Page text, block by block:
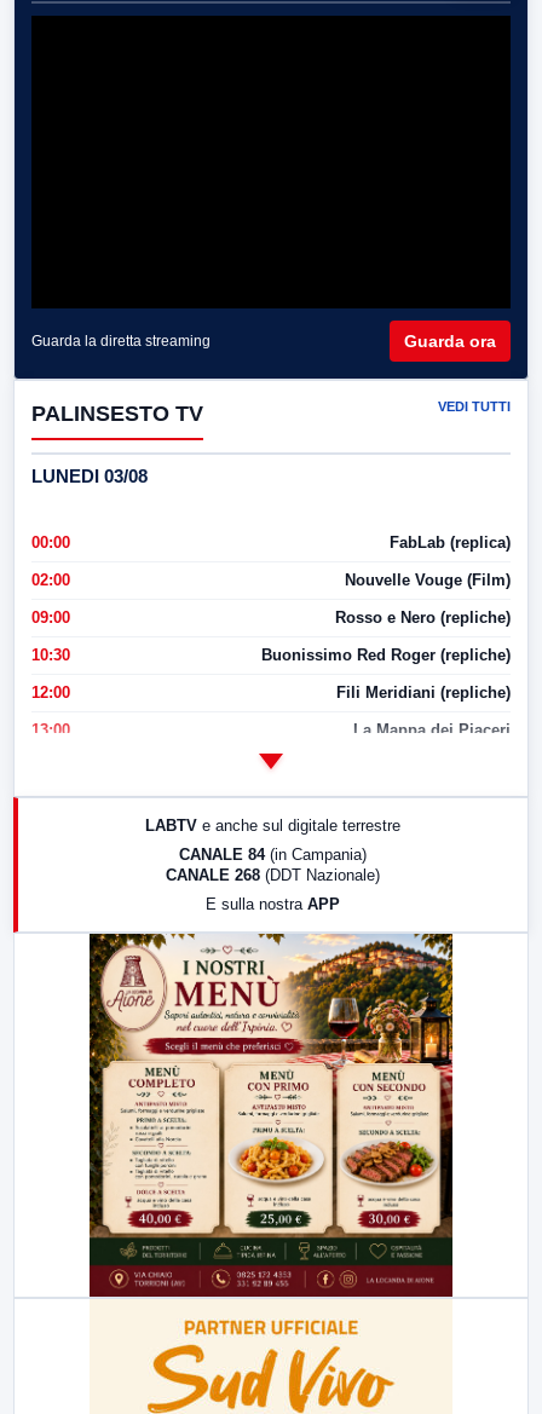
Guarda la diretta streaming Guarda ora
PALINSESTO TV VEDI TUTTI
LUNEDI 03/08
00:00 FabLab (replica)
02:00 Nouvelle Vouge (Film)
09:00 Rosso e Nero (repliche)
10:30 Buonissimo Red Roger (repliche)
12:00 Fili Meridiani (repliche)
13:00 La Mappa dei Piaceri
LabNews (replica)
LABTV e anche sul digitale terrestre
CANALE 84 (in Campania)
CANALE 268 (DDT Nazionale)
E sulla nostra APP